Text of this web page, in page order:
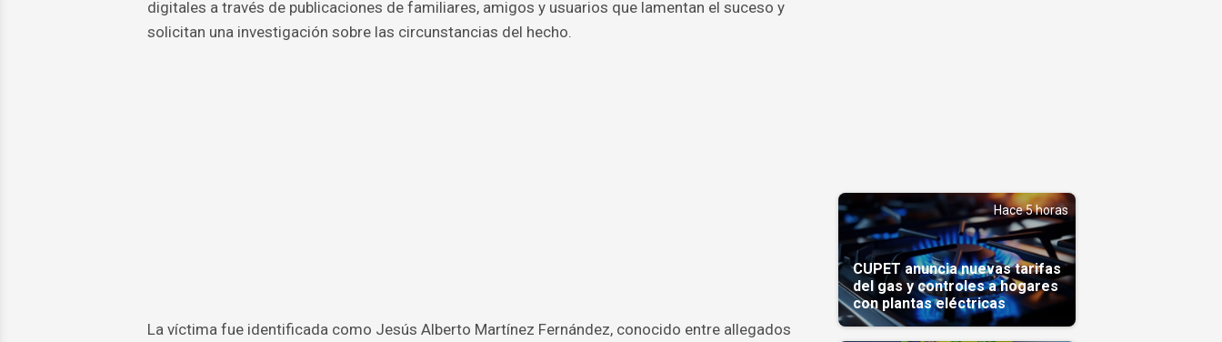
digitales a través de publicaciones de familiares, amigos y usuarios que lamentan el suceso y
solicitan una investigación sobre las circunstancias del hecho.
La víctima fue identificada como Jesús Alberto Martínez Fernández, conocido entre allegados
Hace 5 horas
CUPET anuncia nuevas tarifas
del gas y controles a hogares
con plantas eléctricas